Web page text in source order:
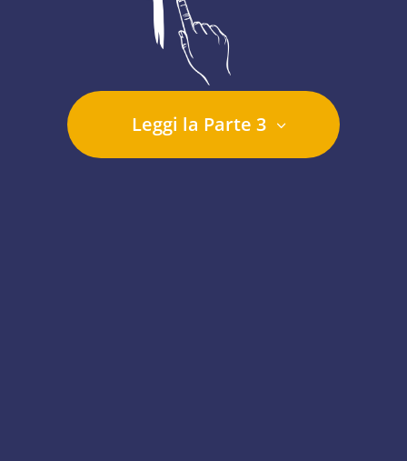
Leggi la Parte 3